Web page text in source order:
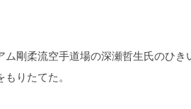
剛柔流空手道場の深瀬哲生氏のひき
りたてた。